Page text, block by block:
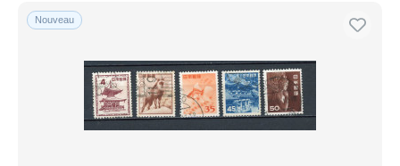
Uniquement en réduction
Livraison gratuite
Méthodes de paiement
PayPal
Virement bancaire
Nouveau